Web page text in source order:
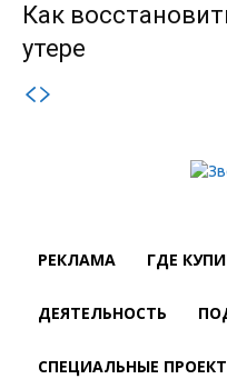
Как
утере
РЕКЛАМА ГДЕ
ДЕЯТЕЛЬНОСТЬ
СПЕЦИАЛЬНЫЕ